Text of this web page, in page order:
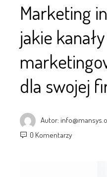
Marketing
jakie kanały
dla swojej
Autor:
0 Komentarzy